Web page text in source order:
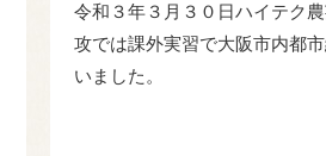
令和３年３月３０日ハイテク
攻では課外実習で大阪市内都
いました。